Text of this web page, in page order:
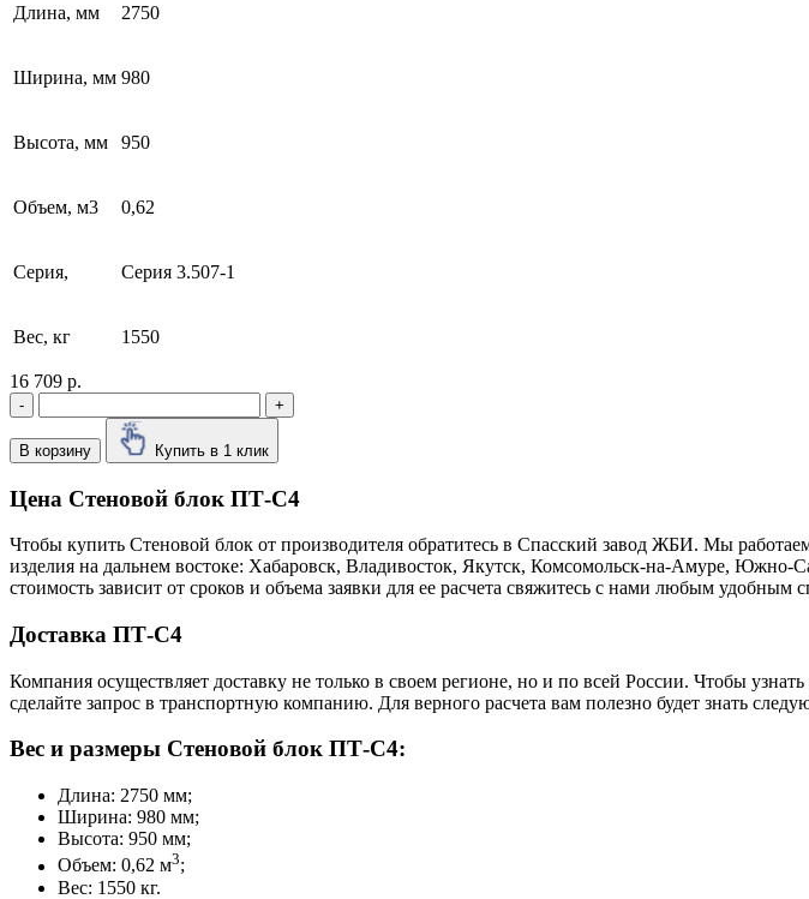
Длина, мм 2750
Ширина, мм 980
Высота, мм 950
Объем, м3 0,62
Серия, Серия 3.507-1
Вес, кг 1550
16 709 р.
- +
В корзину Купить в 1 клик
Цена Стеновой блок ПТ-С4
Чтобы купить Стеновой блок от производителя обратитесь в Cпасский завод ЖБИ. Мы
изделия на дальнем востоке: Хабаровск, Владивосток, Якутск, Комсомольск-на-Амуре,
стоимость зависит от сроков и объема заявки для ее расчета свяжитесь с нами любым удобным
Доставка ПТ-С4
Компания осуществляет доставку не только в своем регионе, но и по всей России. Чтобы
сделайте запрос в транспортную компанию. Для верного расчета вам полезно будет знать
Вес и размеры Стеновой блок ПТ-С4:
Длина: 2750 мм;
Ширина: 980 мм;
Высота: 950 мм;
Объем: 0,62 м3;
Вес: 1550 кг.